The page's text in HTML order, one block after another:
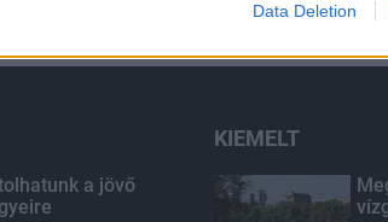
I want to allow Google to enable
Data Deletion
a jövő
KIEMELT